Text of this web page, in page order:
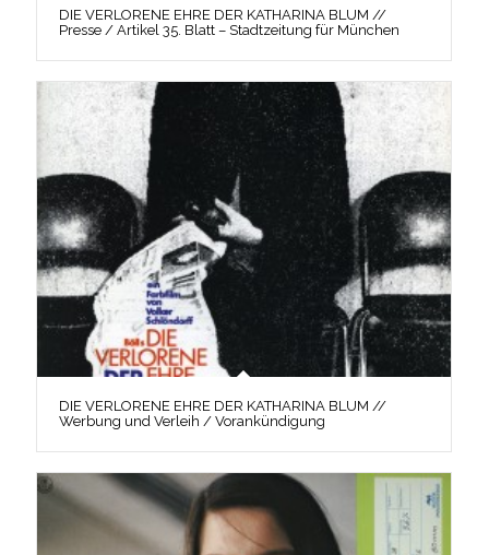
DIE VERLORENE EHRE DER KATHARINA BLUM //
Presse / Artikel 35. Blatt – Stadtzeitung für München
DIE VERLORENE EHRE DER KATHARINA BLUM //
Werbung und Verleih / Vorankündigung